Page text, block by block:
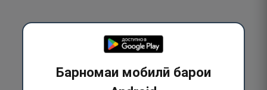
Барномаи мобилӣ барои